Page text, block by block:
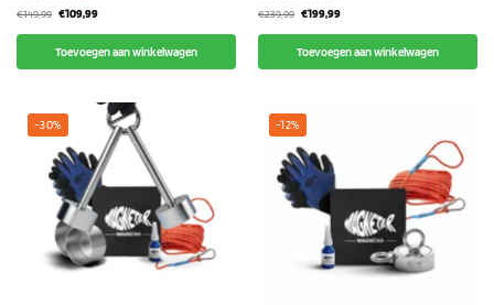
€149,99 €109,99
Toevoegen aan winkelwagen
€239,99 €199,99
Toevoegen aan winkelwagen
-30% -12%